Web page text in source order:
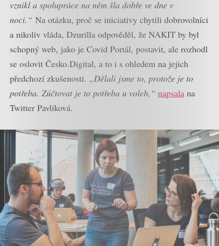
vznikl a spolupráce na něm šla dobře ve dne v
noci.“ Na otázku, proč se iniciativy chytili dobrovolníci
a nikoliv vláda, Dzurilla odpověděl, že NAKIT by byl
schopný web, jako je Covid Portál, postavit, ale rozhodl
se oslovit Česko.Digital, a to i s ohledem na jejich
předchozí zkušenosti. „Dělali jsme to, protože je to
potřeba. Zúčtovat je to potřeba u voleb,“ napsala na
Twitter Pavlíková.